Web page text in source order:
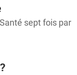
sept fois par